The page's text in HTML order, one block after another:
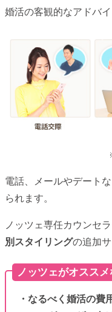
婚活の客観的なアドバイ
電話、メールやデート
られます。
ノッツェ専任カウンセ
別スタイリングの追加
ノッツェがオススメ
・なるべく婚活の費